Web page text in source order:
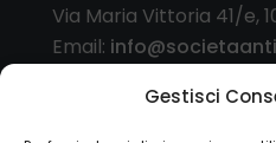
Gestisci
Via Maria Vittoria 41/e,
Email: